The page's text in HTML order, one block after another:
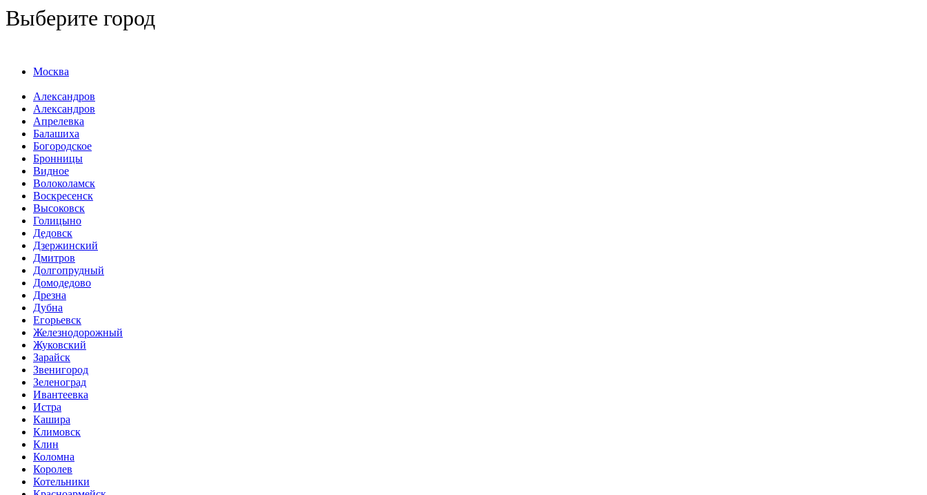
Выберите город
Москва
Александров
Александров
Апрелевка
Балашиха
Богородское
Бронницы
Видное
Волоколамск
Воскресенск
Высоковск
Голицыно
Дедовск
Дзержинский
Дмитров
Долгопрудный
Домодедово
Дрезна
Дубна
Егорьевск
Железнодорожный
Жуковский
Зарайск
Звенигород
Зеленоград
Ивантеевка
Истра
Кашира
Климовск
Клин
Коломна
Королев
Котельники